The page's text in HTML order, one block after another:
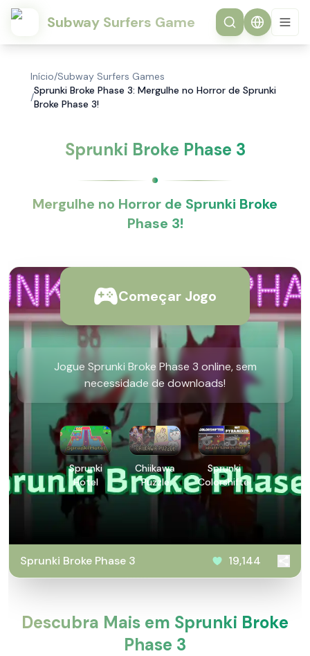
Subway Surfers Game
Início/Subway Surfers Games
/
Sprunki Broke Phase 3: Mergulhe no Horror de Sprunki
Broke Phase 3!
Sprunki Broke Phase 3
Mergulhe no Horror de Sprunki Broke
Phase 3!
Começar Jogo
Jogue Sprunki Broke Phase 3 online, sem
necessidade de downloads!
Sprunki
Hotel
Chiikawa
Puzzle
Sprunki
Colorshifted
Sprunki Broke Phase 3 19,144
Descubra Mais em Sprunki Broke
Phase 3